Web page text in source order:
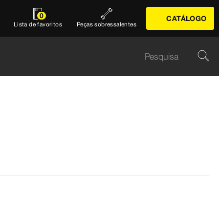
0
Lista de favoritos Peças sobressalentes
CATÁLOGO